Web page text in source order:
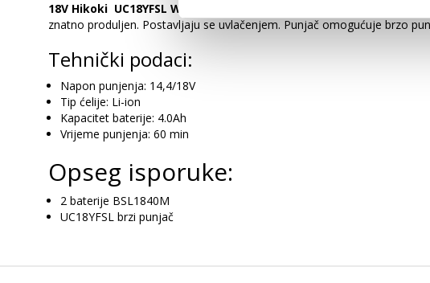
18V Hikoki UC18YFSL WEZ
sastoji se od 2 baterije
znatno produljen. Postavljaju se uvlačenjem. Punjač omogućuje brzo
Tehnički podaci:
Napon punjenja: 14,4/18V
Tip ćelije: Li-ion
Kapacitet baterije: 4.0Ah
Vrijeme punjenja: 60 min
Opseg isporuke:
2 baterije BSL1840M
UC18YFSL brzi punjač